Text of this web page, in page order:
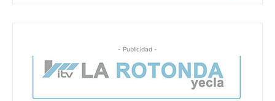
- Publicidad -